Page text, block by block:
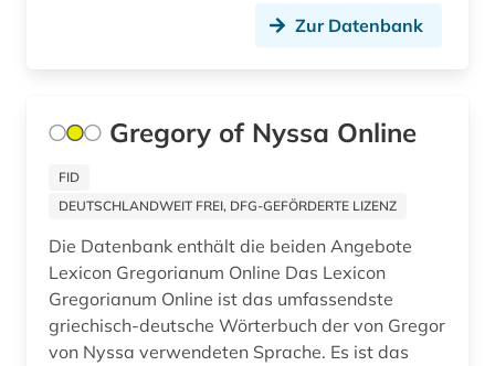
naturwissenschaftler; heiliger (1)
albrecht (4)
aleksandr a. (1)
aleksandr n. (1)
alemannisch (1)
alexander von humboldt (3)
Zur Datenbank
Gregory of Nyssa Online
FID
DEUTSCHLANDWEIT FREI, DFG-GEFÖRDERTE LIZENZ
Die Datenbank enthält die beiden Angebote
Lexicon Gregorianum Online Das Lexicon
Gregorianum Online ist das umfassendste
griechisch-deutsche Wörterbuch der von Gregor
von Nyssa verwendeten Sprache. Es ist das